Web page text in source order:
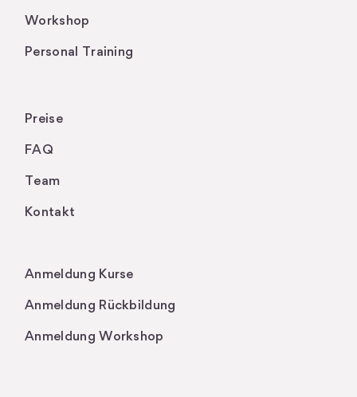
Workshop
Personal Training
Preise
FAQ
Team
Kontakt
Anmeldung Kurse
Anmeldung Rückbildung
Anmeldung Workshop